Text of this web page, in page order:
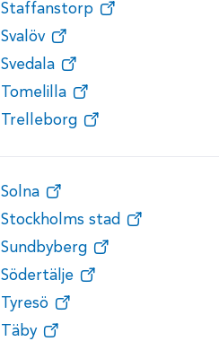
Staffanstorp
Svalöv
Svedala
Tomelilla
Trelleborg
Solna
Stockholms stad
Sundbyberg
Södertälje
Tyresö
Täby